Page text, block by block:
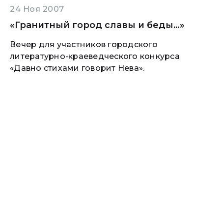
24 Ноя 2007
«Гранитный город славы и беды…»
Вечер для участников городского
литературно-краеведческого конкурса
«Давно стихами говорит Нева».